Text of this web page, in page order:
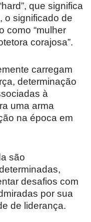
que significa
o significado de
como “mulher
corajosa”.
carregam
determinação
à
uma arma
na época em
são
desafios com
por sua
de liderança.